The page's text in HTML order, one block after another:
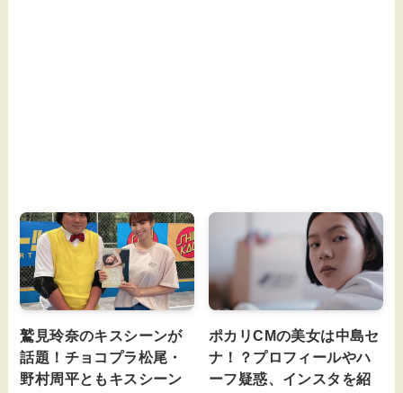
鷲見玲奈のキスシーンが
話題！チョコプラ松尾・
野村周平ともキスシーン
ポカリCMの美女は中島セ
ナ！？プロフィールやハ
ーフ疑惑、インスタを紹